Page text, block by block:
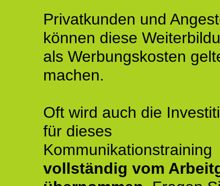
Privatkunden und
können diese
als Werbungskosten
machen.
Oft wird auch die
für dieses
Kommunikationstraining
vollständig vom